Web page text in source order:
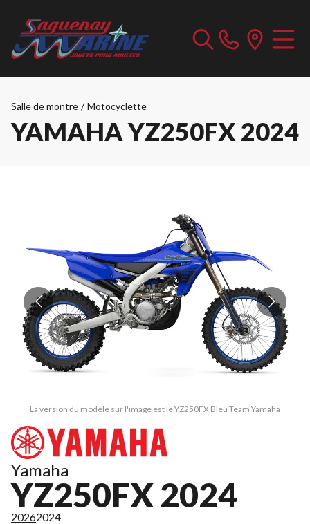
Salle de montre / Motocyclette
YAMAHA YZ250FX 2024
La version du modèle sur l'image est le YZ250FX Bleu Team Yamaha
Yamaha
YZ250FX 2024
20262024